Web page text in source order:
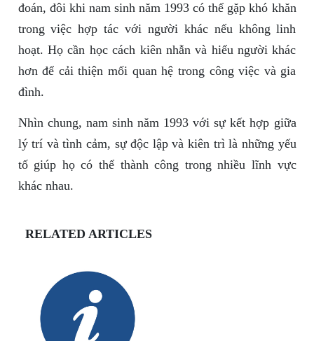
đoán, đôi khi nam sinh năm 1993 có thể gặp khó khăn
trong việc hợp tác với người khác nếu không linh
hoạt. Họ cần học cách kiên nhẫn và hiểu người khác
hơn để cải thiện mối quan hệ trong công việc và gia
đình.
Nhìn chung, nam sinh năm 1993 với sự kết hợp giữa
lý trí và tình cảm, sự độc lập và kiên trì là những yếu
tố giúp họ có thể thành công trong nhiều lĩnh vực
khác nhau.
RELATED ARTICLES